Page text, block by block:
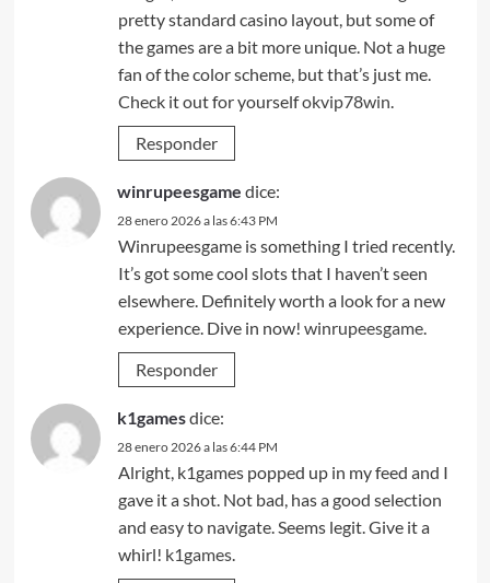
pretty standard casino layout, but some of
the games are a bit more unique. Not a huge
fan of the color scheme, but that’s just me.
Check it out for yourselfokvip78win.
Responder
winrupeesgame dice:
28 enero 2026 a las 6:43 PM
Winrupeesgame is something I tried recently.
It’s got some cool slots that I haven’t seen
elsewhere. Definitely worth a look for a new
experience. Dive in now! winrupeesgame.
Responder
k1gamesdice:
28 enero 2026 a las 6:44 PM
Alright, k1games popped up in my feed and I
gave it a shot. Not bad, has a good selection
and easy to navigate. Seems legit. Give it a
whirl! k1games.